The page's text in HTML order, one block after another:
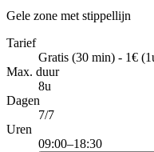
Gele zone met stippellijn
Tarief
Gratis (30 min) - 1€
Max. duur
8u
Dagen
7/7
Uren
09:00–18:30